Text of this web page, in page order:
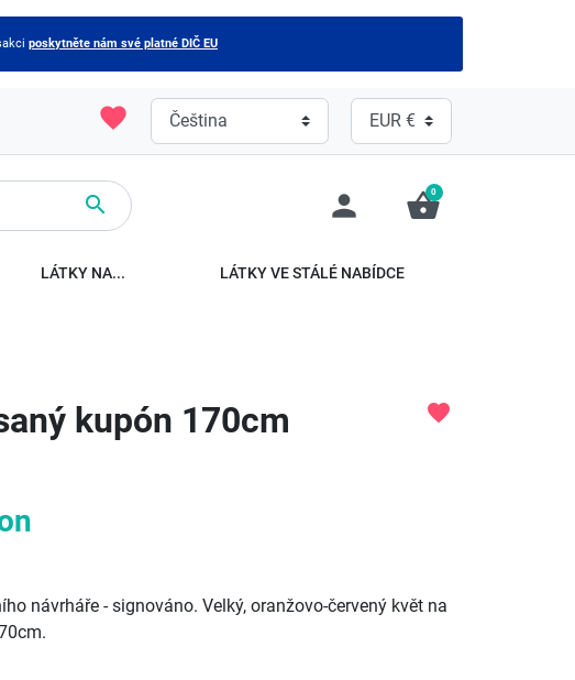
poskytněte nám své platné DIČ EU
favorite
 person shopping_basket
0
LÁTKY NA... LÁTKY VE STÁLÉ NABÍDCE
kupón 170cm favorite
návrháře - signováno. Velký, oranžovo-červený květ na